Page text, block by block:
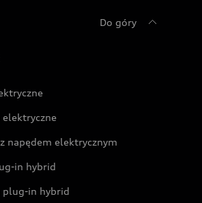
Do góry
napędem elektrycznym
in hybrid
plug-in hybrid